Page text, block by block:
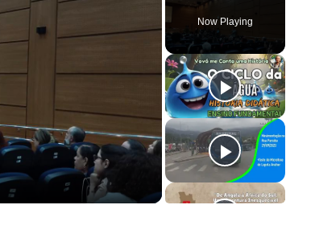
Now Playing